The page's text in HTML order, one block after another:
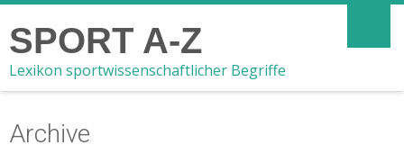
SPORT A-Z
Lexikon sportwissenschaftlicher Begriffe
Archive